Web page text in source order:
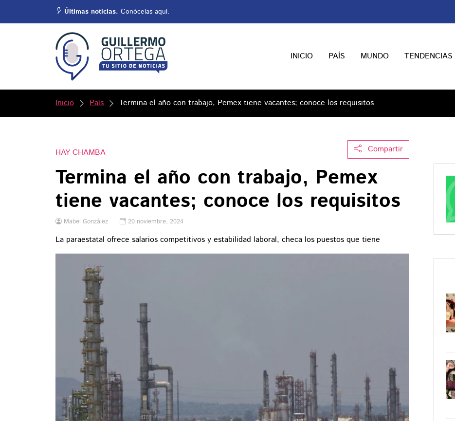
Últimas noticias. Conócelas aquí.
INICIO PAÍS MUNDO TENDENCIAS
Inicio País Termina el año con trabajo, Pemex tiene vacantes; conoce los requisitos
Compartir
HAY CHAMBA
Termina el año con trabajo, Pemex
tiene vacantes; conoce los requisitos
Mabel González 20 noviembre, 2024
La paraestatal ofrece salarios competitivos y estabilidad laboral, checa los puestos que tiene